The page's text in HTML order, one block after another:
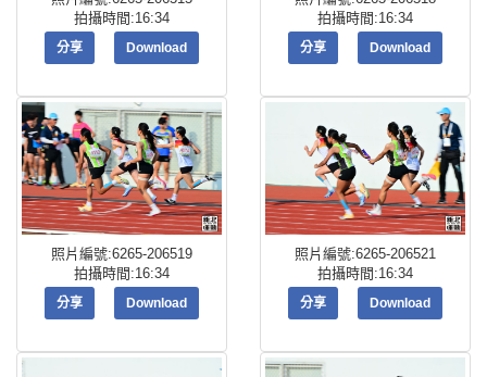
拍攝時間:16:34
分享 Download
拍攝時間:16:34
分享 Download
照片編號:6265-206519
拍攝時間:16:34
分享 Download
照片編號:6265-206521
拍攝時間:16:34
分享 Download